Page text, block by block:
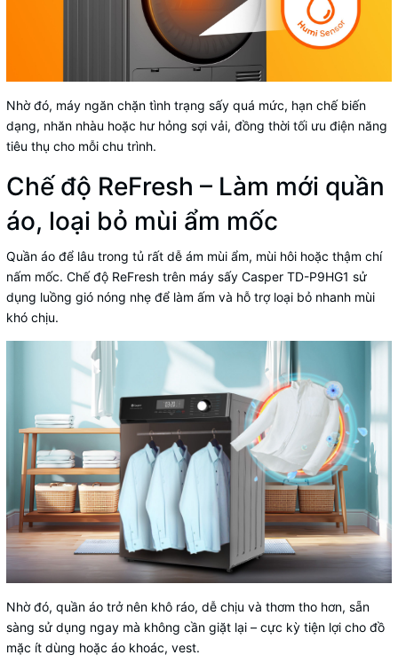
Nhờ đó, máy ngăn chặn tình trạng sấy quá mức, hạn chế biến
dạng, nhăn nhàu hoặc hư hỏng sợi vải, đồng thời tối ưu điện năng
tiêu thụ cho mỗi chu trình.
Chế độ ReFresh – Làm mới quần
áo, loại bỏ mùi ẩm mốc
Quần áo để lâu trong tủ rất dễ ám mùi ẩm, mùi hôi hoặc thậm chí
nấm mốc. Chế độ ReFresh trên máy sấy Casper TD-P9HG1 sử
dụng luồng gió nóng nhẹ để làm ấm và hỗ trợ loại bỏ nhanh mùi
khó chịu.
Nhờ đó, quần áo trở nên khô ráo, dễ chịu và thơm tho hơn, sẵn
sàng sử dụng ngay mà không cần giặt lại – cực kỳ tiện lợi cho đồ
mặc ít dùng hoặc áo khoác, vest.